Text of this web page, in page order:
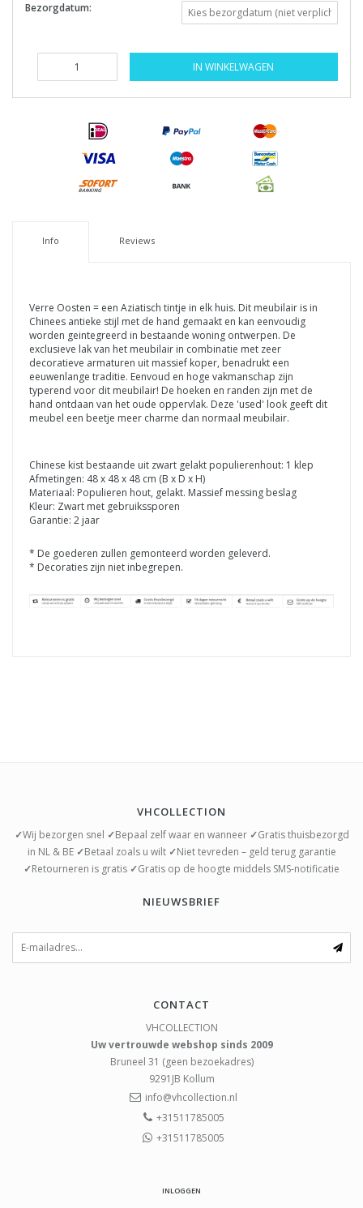
Bezorgdatum:
IN WINKELWAGEN
Info Reviews
Verre Oosten = een Aziatisch tintje in elk huis. Dit meubilair is in
Chinees antieke stijl met de hand gemaakt en kan eenvoudig
worden geintegreerd in bestaande woning ontwerpen. De
exclusieve lak van het meubilair in combinatie met zeer
decoratieve armaturen uit massief koper, benadrukt een
eeuwenlange traditie. Eenvoud en hoge vakmanschap zijn
typerend voor dit meubilair! De hoeken en randen zijn met de
hand ontdaan van het oude oppervlak. Deze 'used' look geeft dit
meubel een beetje meer charme dan normaal meubilair.
Chinese kist bestaande uit zwart gelakt populierenhout: 1 klep
Afmetingen: 48 x 48 x 48 cm (B x D x H)
Materiaal: Populieren hout, gelakt. Massief messing beslag
Kleur: Zwart met gebruikssporen
Garantie: 2 jaar
* De goederen zullen gemonteerd worden geleverd.
* Decoraties zijn niet inbegrepen.
VHCOLLECTION
✓Wij bezorgen snel ✓Bepaal zelf waar en wanneer ✓Gratis thuisbezorgd
in NL & BE ✓Betaal zoals u wilt ✓Niet tevreden – geld terug garantie
✓Retourneren is gratis ✓Gratis op de hoogte middels SMS-notificatie
NIEUWSBRIEF
CONTACT
VHCOLLECTION
Uw vertrouwde webshop sinds 2009
Bruneel 31 (geen bezoekadres)
9291JB Kollum
info@vhcollection.nl
+31511785005
+31511785005
INLOGGEN